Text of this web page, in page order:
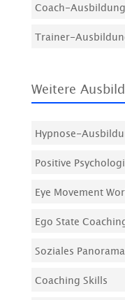
Coach-Ausbildung
Trainer-
Weitere
Hypnose-
Positive
Eye Movement
Ego State
Soziales Panorama
Coaching Skills